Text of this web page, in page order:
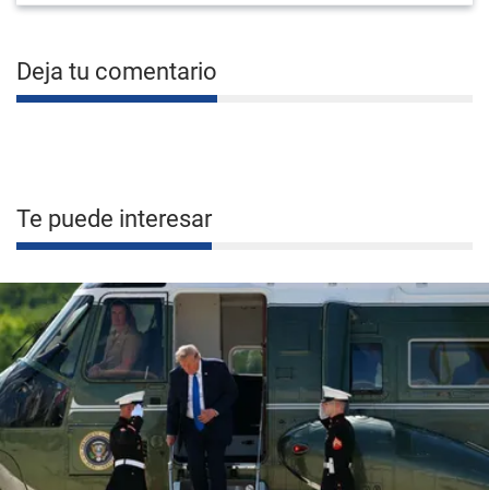
Deja tu comentario
Te puede interesar